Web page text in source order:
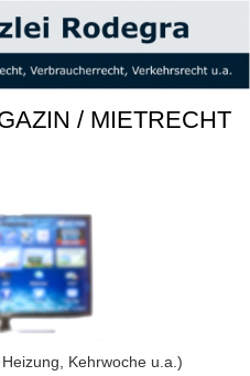
/ MIETRECHT
Kehrwoche u.a.)